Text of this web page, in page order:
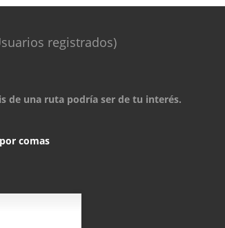
registrados)
de una ruta podría ser de tu interés.
comas